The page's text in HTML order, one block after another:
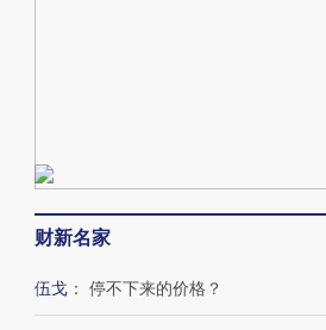
财新名家
伍戈 ： 停不下来的价格？